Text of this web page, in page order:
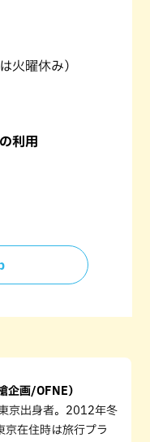
火曜休み）
利用
企画/OFNE）
京出身者。2012年冬
京在住時は旅行プラ